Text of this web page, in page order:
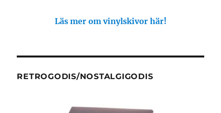
Läs mer om vinylskivor här!
RETROGODIS/NOSTALGIGODIS